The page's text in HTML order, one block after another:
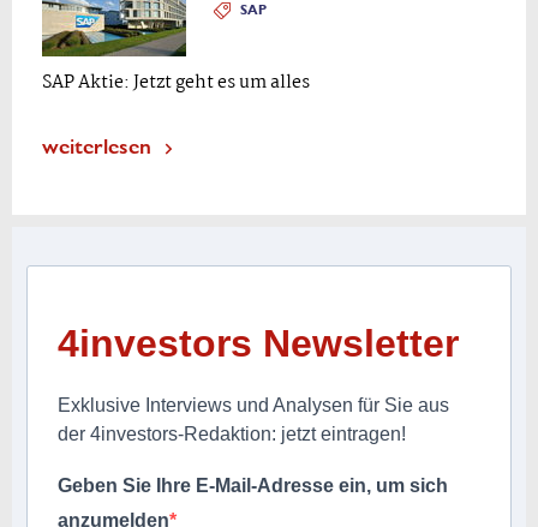
SAP
SAP Aktie: Jetzt geht es um alles
weiterlesen
4investors Newsletter
Exklusive Interviews und Analysen für Sie aus
der 4investors-Redaktion: jetzt eintragen!
Geben Sie Ihre E-Mail-Adresse ein, um sich
anzumelden